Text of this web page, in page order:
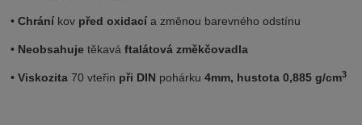
•Chrání kov před oxidacía změnou barevného odstínu
• Neobsahuje těkaváftalátová změkčovadla
•Viskozita 70 vteřin při DIN pohárku 4mm, hustota 0,885 g/cm3